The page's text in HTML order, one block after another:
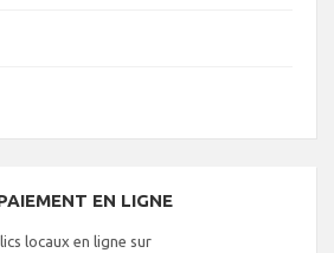
EN LIGNE
locaux en ligne sur